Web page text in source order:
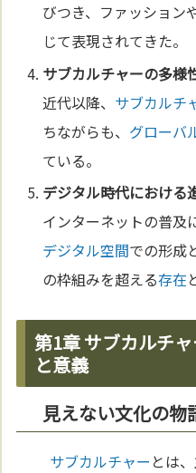
びつき、ファッション
じて表現されてきた。
サブカルチャーの多様
近代以降、 サブカルチ
ちながらも、 グローバ
ている。
デジタル時代における
インターネットの普及
デジタル空間での形成
の枠組みを超える存在
第1章 サブカルチ
と意義
見えない文化の物
サブカルチャー とは